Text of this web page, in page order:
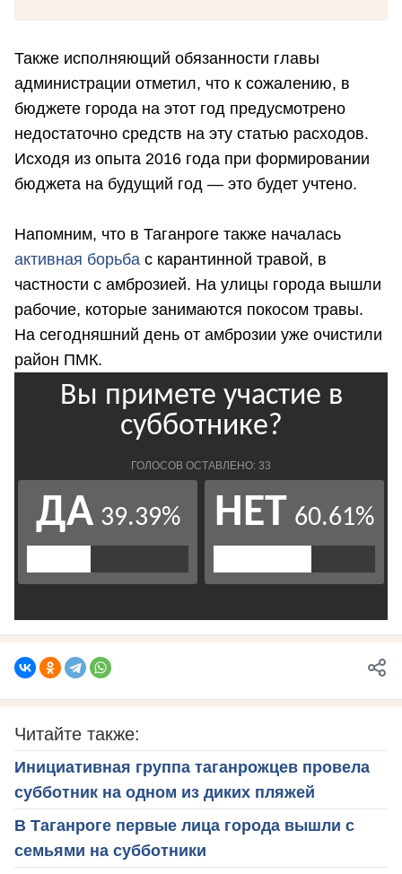
Также исполняющий обязанности главы
администрации отметил, что к сожалению, в
бюджете города на этот год предусмотрено
недостаточно средств на эту статью расходов.
Исходя из опыта 2016 года при формировании
бюджета на будущий год — это будет учтено.
Напомним, что в Таганроге также началась
активная борьба с карантинной травой, в
частности с амброзией. На улицы города вышли
рабочие, которые занимаются покосом травы.
На сегодняшний день от амброзии уже очистили
район ПМК.
Читайте также:
Инициативная группа таганрожцев провела
субботник на одном из диких пляжей
В Таганроге первые лица города вышли с
семьями на субботники